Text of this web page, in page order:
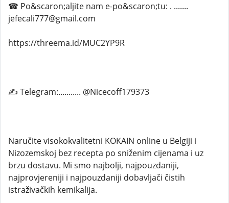
☎ Po&scaron;aljite nam e-po&scaron;tu: . .......
jefecali777@gmail.com
https://threema.id/MUC2YP9R
✍ Telegram:........... @Nicecoff179373
Naručite visokokvalitetni KOKAIN online u Belgiji i
Nizozemskoj bez recepta po sniženim cijenama i uz
brzu dostavu. Mi smo najbolji, najpouzdaniji,
najprovjereniji i najpouzdaniji dobavljači čistih
istraživačkih kemikalija.